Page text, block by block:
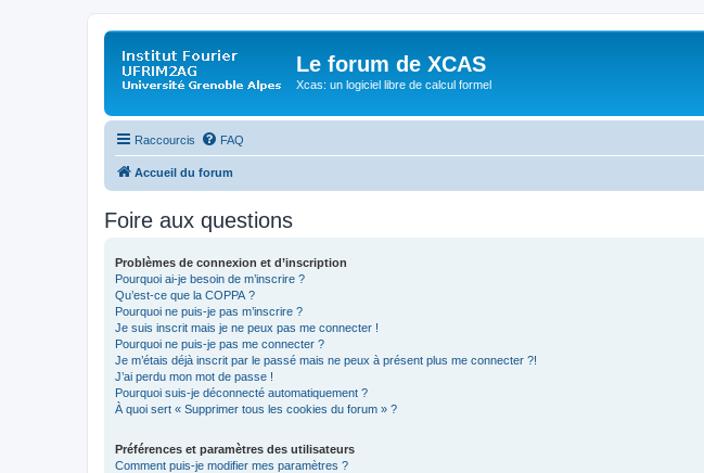
Le forum de XCAS
Xcas: un logiciel libre de calcul formel
Raccourcis FAQ
Accueil du forum
Foire aux questions
Problèmes de connexion et d’inscription
Pourquoi ai-je besoin de m’inscrire ?
Qu’est-ce que la COPPA ?
Pourquoi ne puis-je pas m’inscrire ?
Je suis inscrit mais je ne peux pas me connecter !
Pourquoi ne puis-je pas me connecter ?
Je m’étais déjà inscrit par le passé mais ne peux à présent plus me connecter ?!
J’ai perdu mon mot de passe !
Pourquoi suis-je déconnecté automatiquement ?
À quoi sert « Supprimer tous les cookies du forum » ?
Préférences et paramètres des utilisateurs
Comment puis-je modifier mes paramètres ?